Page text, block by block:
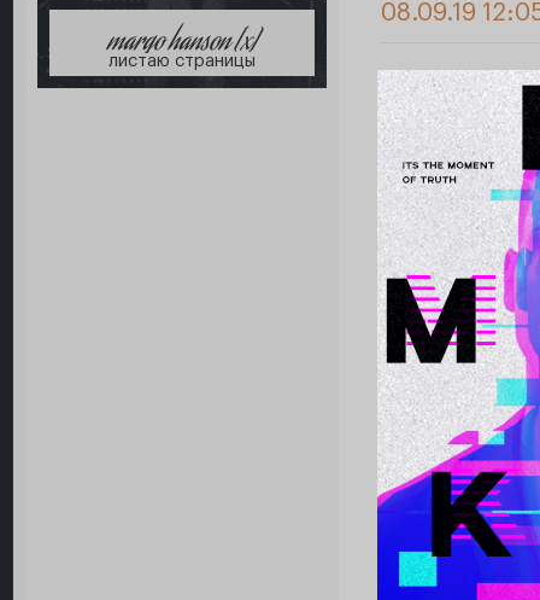
margo hanson [x]
листаю страницы
08.09.19